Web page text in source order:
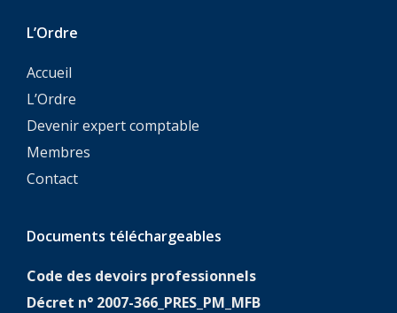
L’Ordre
Accueil
L’Ordre
Devenir expert comptable
Membres
Contact
Documents téléchargeables
Code des devoirs professionnels
Décret n° 2007-366_PRES_PM_MFB